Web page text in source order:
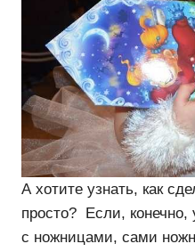
А хотите узнать, как
просто? Если, конечно,
с ножницами, сами